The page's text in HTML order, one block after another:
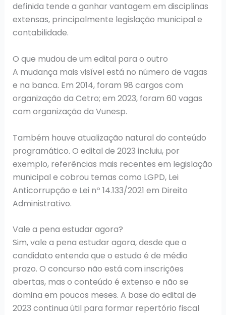
definida tende a ganhar vantagem em disciplinas
extensas, principalmente legislação municipal e
contabilidade.
O que mudou de um edital para o outro
A mudança mais visível está no número de vagas
e na banca. Em 2014, foram 98 cargos com
organização da Cetro; em 2023, foram 60 vagas
com organização da Vunesp.
Também houve atualização natural do conteúdo
programático. O edital de 2023 incluiu, por
exemplo, referências mais recentes em legislação
municipal e cobrou temas como LGPD, Lei
Anticorrupção e Lei nº 14.133/2021 em Direito
Administrativo.
Vale a pena estudar agora?
Sim, vale a pena estudar agora, desde que o
candidato entenda que o estudo é de médio
prazo. O concurso não está com inscrições
abertas, mas o conteúdo é extenso e não se
domina em poucos meses. A base do edital de
2023 continua útil para formar repertório fiscal